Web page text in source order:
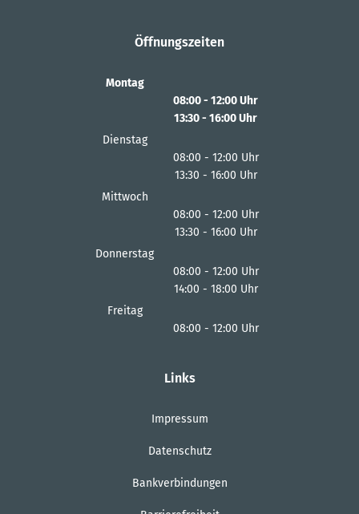
Öffnungszeiten
Montag
08:00- 12:00Uhr
Von 08:00 bis 12:00 Uhr
13:30- 16:00Uhr
Dienstag
08:00 - 12:00 Uhr
Von 08:00 bis 12:00 Uhr
13:30 - 16:00 Uhr
Mittwoch
08:00 - 12:00 Uhr
Von 08:00 bis 12:00 Uhr
13:30 - 16:00 Uhr
Donnerstag
08:00 - 12:00 Uhr
Von 08:00 bis 12:00 Uhr
14:00 - 18:00 Uhr
Freitag
08:00 - 12:00 Uhr
Links
Impressum
Datenschutz
Bankverbindungen